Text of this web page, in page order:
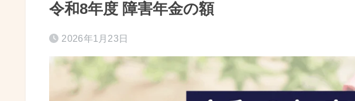
令和8年度 障害年金の額
2026年1月23日